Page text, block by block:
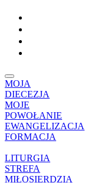
MOJA
DIECEZJA
MOJE
POWOŁANIE
EWANGELIZACJA
FORMACJA
LITURGIA
STREFA
MIŁOSIERDZIA